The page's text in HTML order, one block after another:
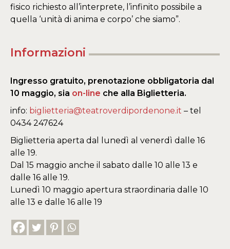
fisico richiesto all’interprete, l’infinito possibile a
quella ‘unità di anima e corpo’ che siamo”.
Informazioni
Ingresso gratuito, prenotazione obbligatoria dal
10 maggio, sia on-line che alla Biglietteria.
info: biglietteria@teatroverdipordenone.it – tel
0434 247624
Biglietteria aperta dal lunedì al venerdì dalle 16
alle 19.
Dal 15 maggio anche il sabato dalle 10 alle 13 e
dalle 16 alle 19.
Lunedì 10 maggio apertura straordinaria dalle 10
alle 13 e dalle 16 alle 19